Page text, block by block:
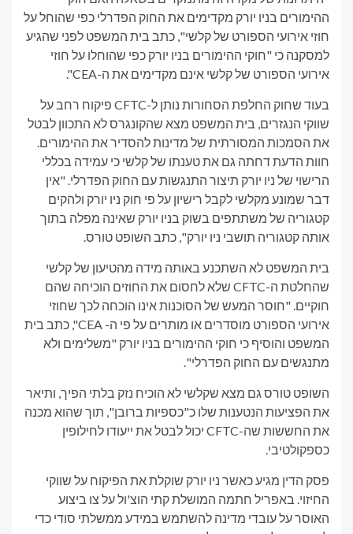
ההימורים בניו יורק מקדימים את החוק הפדרלי כפי שהוחל על
חוזי אירועי הספורט של קלשי", כתב בית המשפט לפני שהגיע
למסקנה כי "חוקי ההימורים בניו יורק כפי שהוחלו על חוזי
אירועי הספורט של קלשי אינם מקדימים את ה-CEA".
בעוד שחוק החלפת הסחורות נותן ל-CFTC פיקוח רחב על
שווקי הנגזרים, בית המשפט מצא שהקונגרס לא התכוון לבטל
את הסמכות המסורתית של מדינות להסדיר את ההימורים.
חוות הדעת דחתה גם את טענתו של קלשי כי עמידה בכללי
הרישוי של ניו יורק תיצור התנגשות עם החוק הפדרלי. "אין
דבר שמונע מקלשי לקבל רישיון על פי חוק ניו יורק ולהקים
קטגוריה של משתתפים בשוק בניו יורק שאינה מפלה בתוך
אותה קטגוריה תושבי ניו יורק", כתב השופט טורס.
בית המשפט לא השתכנע באותה מידה מהטיעון של קלשי
שהחלטת ה-CFTC שלא לחסום את החוזים הוכיחה שהם
חוקיים. "חוסר המעש של הסוכנות אינו הוכחה לכך שחוזי
אירועי הספורט מוסדרים או מותרים על פי ה- CEA", כתב בית
המשפט והוסיף כי חוקי ההימורים בניו יורק "משלימים ולא
מתנגשים עם החוק הפדרלי".
השופט טורס גם מצא שקלשי לא הוכיח נזק בלתי הפיך, ותיאר
את הפציעות הנטענות שלו כ"כספיות ברובן", תוך שהוא מכנה
את החששות שה-CFTC יכול לבטל את ייעודו לחילופין
כספקולטיבי.
פסק הדין מגיע כאשר ניו יורק שוקלת את הפיקוח על שווקי
החיזוי. באפריל חתמה המושלת קתי הוצ'ול על צו ביצוע
האוסר על עובדי מדינה להשתמש במידע ממשלתי סודי כדי